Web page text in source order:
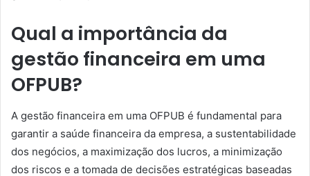
Qual a importância da
gestão financeira em uma
OFPUB?
A gestão financeira em uma OFPUB é fundamental para
garantir a saúde financeira da empresa, a sustentabilidade
dos negócios, a maximização dos lucros, a minimização
dos riscos e a tomada de decisões estratégicas baseadas